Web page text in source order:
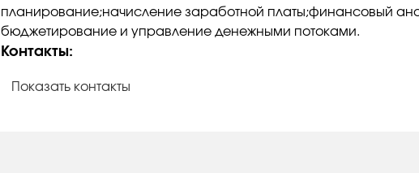
планирование;начисление заработной платы;финансовый
бюджетирование и управление денежными потоками.
Контакты:
Показать контакты